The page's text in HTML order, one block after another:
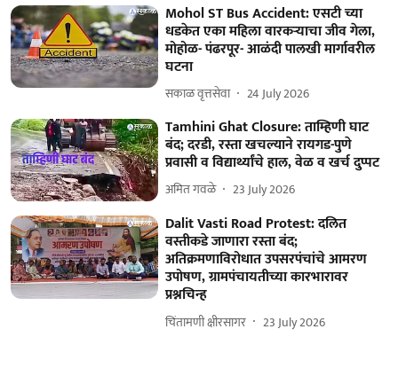
Mohol ST Bus Accident: एसटी च्या
धडकेत एका महिला वारकऱ्याचा जीव गेला,
मोहोळ- पंढरपूर- आळंदी पालखी मार्गावरील
घटना
सकाळ वृत्तसेवा 24 July 2026
Tamhini Ghat Closure: ताम्हिणी घाट
बंद; दरडी, रस्ता खचल्याने रायगड-पुणे
प्रवासी व विद्यार्थ्यांचे हाल, वेळ व खर्च दुप्पट
अमित गवळे 23 July 2026
Dalit Vasti Road Protest: दलित
वस्तीकडे जाणारा रस्ता बंद;
अतिक्रमणाविरोधात उपसरपंचांचे आमरण
उपोषण, ग्रामपंचायतीच्या कारभारावर
प्रश्नचिन्ह
चिंतामणी क्षीरसागर 23 July 2026